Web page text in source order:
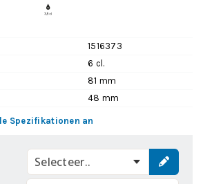
1516373
6 cl.
81 mm
48 mm
Spezifikationen an
Selecteer..